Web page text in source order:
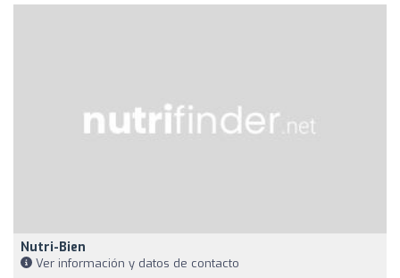
Nutri-Bien
Ver información y datos de contacto